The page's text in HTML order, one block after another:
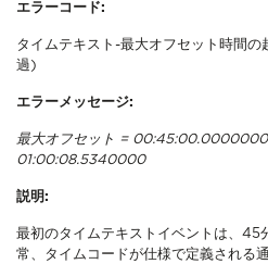
エラーコード:
タイムテキスト-最大オフセット時間
過)
エラーメッセージ:
最大オフセット =
01:00:08.5340000
説明:
最初のタイムテキストイベントは、45
常、タイムコードが仕様で定義される